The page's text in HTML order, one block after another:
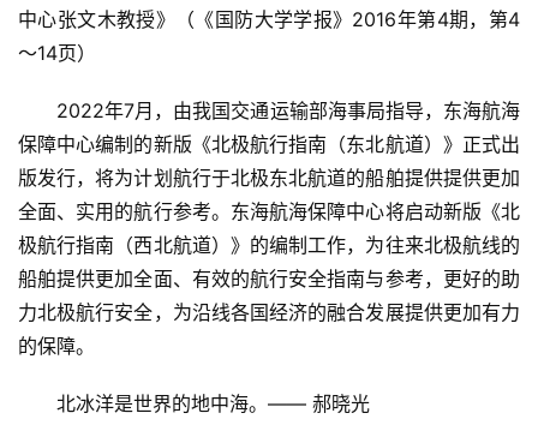
中心张文木教授》（《国防大学学报》2016年第4期，第4
～14页）
2022年7月，由我国交通运输部海事局指导，东海航海
保障中心编制的新版《北极航行指南（东北航道）》正式出
版发行，将为计划航行于北极东北航道的船舶提供提供更加
全面、实用的航行参考。东海航海保障中心将启动新版《北
极航行指南（西北航道）》的编制工作，为往来北极航线的
船舶提供更加全面、有效的航行安全指南与参考，更好的助
力北极航行安全，为沿线各国经济的融合发展提供更加有力
的保障。
北冰洋是世界的地中海。—— 郝晓光